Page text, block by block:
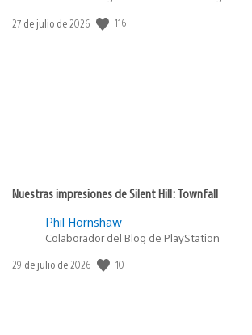
Fecha
27 de julio de 2026 116
Nuestras impresiones de Silent Hill: Townfall
Phil Hornshaw
Colaborador del Blog de PlayStation
Fecha
29 de julio de 2026 10